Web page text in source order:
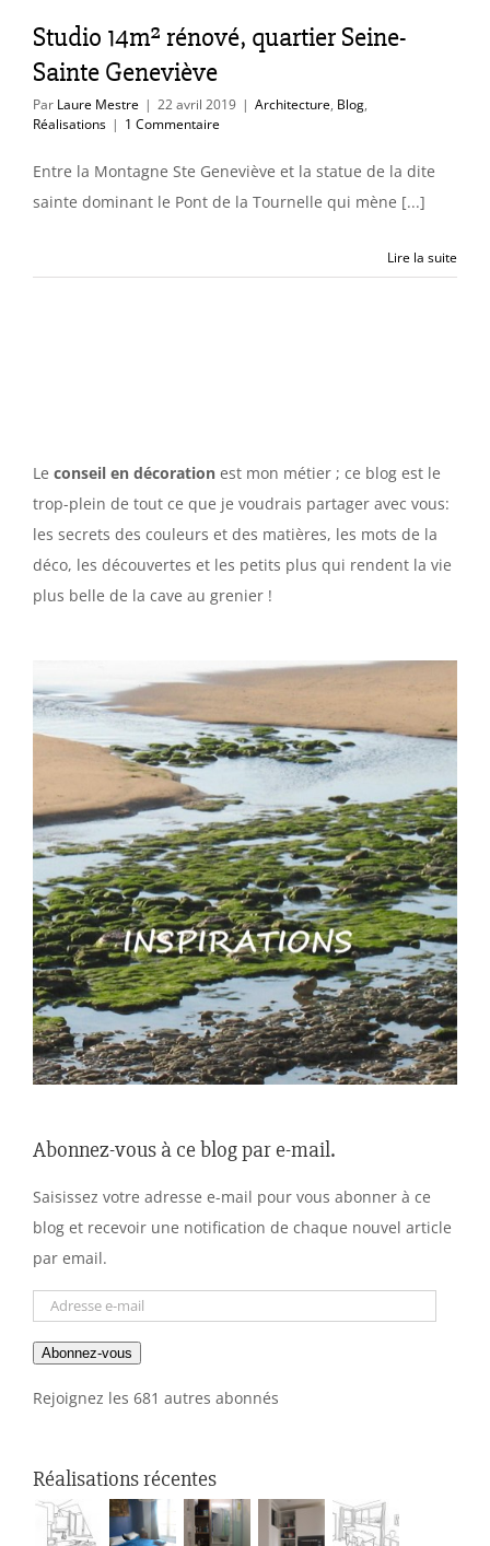
Studio 14m² rénové, quartier Seine-
Sainte Geneviève
Par Laure Mestre | 22 avril 2019 | Architecture, Blog,
Réalisations | 1 Commentaire
Entre la Montagne Ste Geneviève et la statue de la dite
sainte dominant le Pont de la Tournelle qui mène [...]
Lire la suite
Le conseil en décoration est mon métier ; ce blog est le
trop-plein de tout ce que je voudrais partager avec vous:
les secrets des couleurs et des matières, les mots de la
déco, les découvertes et les petits plus qui rendent la vie
plus belle de la cave au grenier !
Abonnez-vous à ce blog par e-mail.
Saisissez votre adresse e-mail pour vous abonner à ce
blog et recevoir une notification de chaque nouvel article
par email.
Adresse
mail
Abonnez-vous
Rejoignez les 681 autres abonnés
Réalisations récentes